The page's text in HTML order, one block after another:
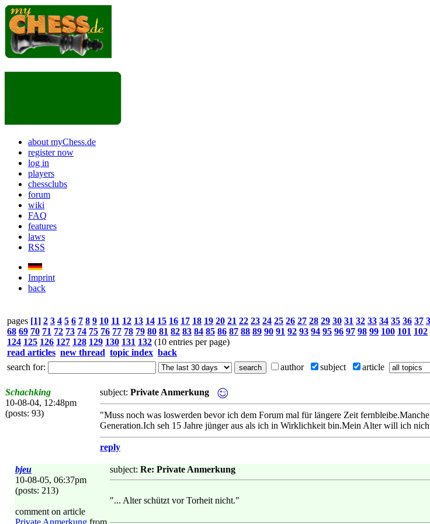
about myChess.de
register now
log in
players
chessclubs
forum
wiki
FAQ
features
laws
RSS
Imprint
back
pages [1] 2 3 4 5 6 7 8 9 10 11 12 13 14 15 16 17 18 19 20 21 22 23 24 25 26 27 28 29 30 31 32 33 34 35 36 37
68 69 70 71 72 73 74 75 76 77 78 79 80 81 82 83 84 85 86 87 88 89 90 91 92 93 94 95 96 97 98 99 100 101 102
124 125 126 127 128 129 130 131 132 (10 entries per page)
read articles new thread topic index back
search for:
author subject article
Schachking
10-08-04, 12:48pm
(posts: 93)
subject: Private Anmerkung
"Muss noch was loswerden bevor ich dem Forum mal für längere Zeit
Generation.Ich seh 15 Jahre jünger aus als ich in Wirklichkeit bin.Mein Alter will ich
reply
bjeu
10-08-05, 06:37pm
(posts: 213)
comment on article
Private Anmerkung from
subject: Re: Private Anmerkung
"... Alter schützt vor Torheit nicht."